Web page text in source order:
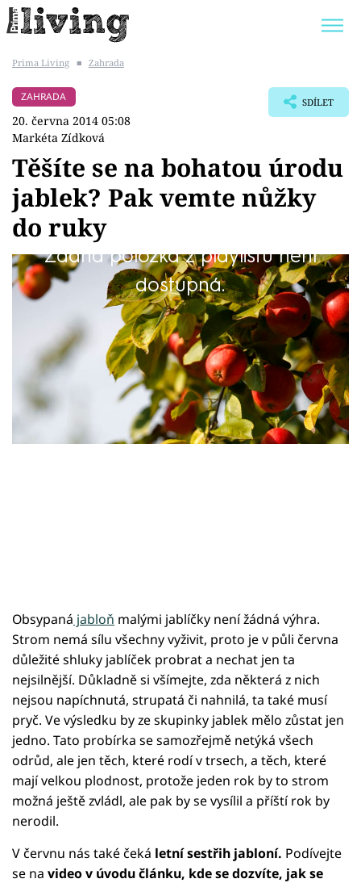
BYDLENÍ SLAVNÝCH
Témata
Bydlení
Zahrada
Design
Sledujte prima+
Přihlášení
Prima Living ■ Zahrada
ZAHRADA
20. června 2014 05:08
Markéta Zídková
SDÍLET
Těšíte se na bohatou úrodu
jablek? Pak vemte nůžky
do ruky
Žádná položka z playlistu není
dostupná.
Máte jabloň obalenou malými jablíčky? Pak je
musíte zredukovat. Teď je k tomu ideální
Obsypaná jabloň malými jablíčky není žádná výhra.
Strom nemá sílu všechny vyživit, proto je v půli června
důležité shluky jablíček probrat a nechat jen ta
nejsilnější. Důkladně si všímejte, zda některá z nich
nejsou napíchnutá, strupatá či nahnilá, ta také musí
pryč. Ve výsledku by ze skupinky jablek mělo zůstat jen
jedno. Tato probírka se samozřejmě netýká všech
odrůd, ale jen těch, které rodí v trsech, a těch, které
mají velkou plodnost, protože jeden rok by to strom
možná ještě zvládl, ale pak by se vysílil a příští rok by
nerodil.
V červnu nás také čeká letní sestřih jabloní. Podívejte
se na video v úvodu článku, kde se dozvíte, jak se